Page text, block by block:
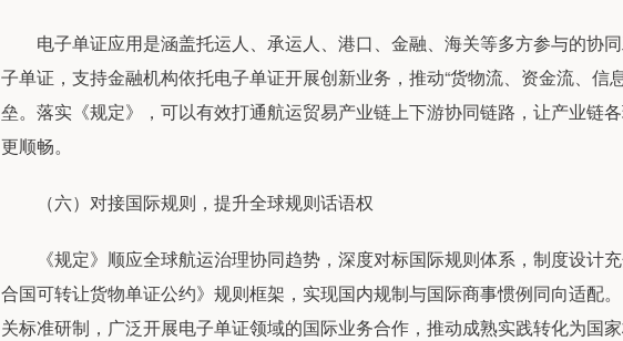
电子单证应用是涵盖托运人、承运人、港口、金融、海关等多方参与的协
子单证，支持金融机构依托电子单证开展创新业务，推动“货物流、资金流、信
垒。落实《规定》，可以有效打通航运贸易产业链上下游协同链路，让产业链
更顺畅。
（六）对接国际规则，提升全球规则话语权
《规定》顺应全球航运治理协同趋势，深度对标国际规则体系，制度设计
合国可转让货物单证公约》规则框架，实现国内规制与国际商事惯例同向适配
关标准研制，广泛开展电子单证领域的国际业务合作，推动成熟实践转化为国